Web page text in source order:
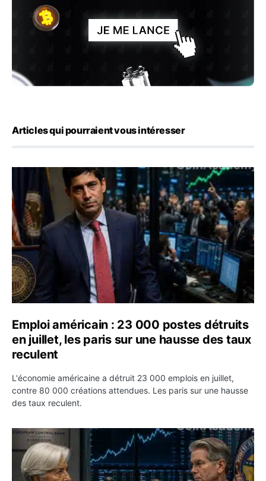
Articles qui pourraient vous intéresser
Emploi américain : 23 000 postes détruits en juillet, les
Emploi américain : 23 000 postes détruits
en juillet, les paris sur une hausse des taux
reculent
L'économie américaine a détruit 23 000 emplois en juillet,
contre 80 000 créations attendues. Les paris sur une hausse
des taux reculent.
Yen : Washington a vendu des euros sans prévenir la